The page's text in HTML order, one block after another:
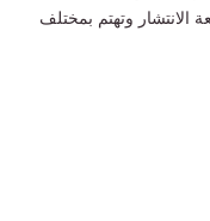
وتهتم بمختلف